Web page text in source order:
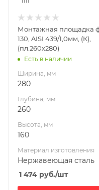
Нержавеющая
сталь
Производитель
УМК
Монтажная площадка
130, AISI 439/1,0мм, (К),
(пл.260х280)
Есть в наличии
Ширина, мм
280
Глубина, мм
260
Высота, мм
160
Материал изготовления
Нержавеющая сталь
1 474 руб./шт